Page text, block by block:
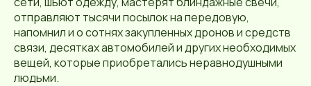
отправляют тысячи посылок на передовую,
напомнил и о сотнях закупленных дронов и средств
связи, десятках автомобилей и других необходимых
вещей, которые приобретались неравнодушными
людьми.